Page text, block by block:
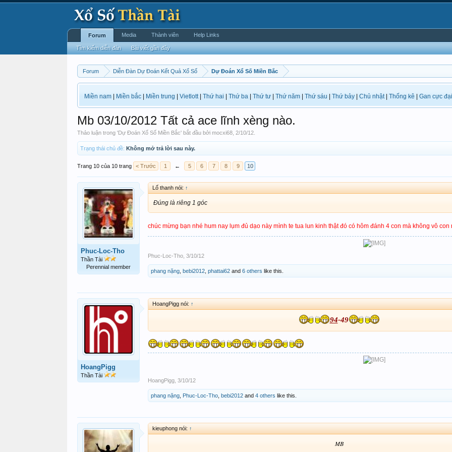
Forum Diễn Đàn Dự Đoán Kết Quả Xổ Số Dự Đoán Xổ Số Miền Bắc
Miền nam Miền bắc Miền trung Vietlott| Thứ hai Thứ ba Thứ tư Thứ năm Thứ sáu Thứ bảy Chủ nhật| Thống kê Gan cực đại
Mb 03/10/2012 Tất cả ace lĩnh xèng nào.
Thảo luận trong 'Dự Đoán Xổ Số Miền Bắc' bắt đầu bởi mocxi68 2/10/12
Trạng thái chủ đề: Không mở trả lời sau này.
Trang 10 của 10 trang < Trước 1 ← 5 6 7 8 9 10
Phuc-Loc-Tho
Thần Tài
Perennial member
Lố thanh nói: ↑
Đúng là riêng 1 góc
chúc mừng bạn nhé hum nay lụm đủ dạo này mình te tua lun kinh thật đó có hôm đánh 4 con mà không vô
Phuc-Loc-Tho 3/10/12
phang nặng bebi2012 phattai62 and 6 others like this.
HoangPigg
Thần Tài
HoangPigg nói: ↑
94-49
HoangPigg 3/10/12
phang nặng Phuc-Loc-Tho bebi2012 and 4 others like this.
kieuphong nói: ↑
MB
Forum
Tìm kiếm diễn đàn Bài viết gần đây
Media Thành viên Help Links